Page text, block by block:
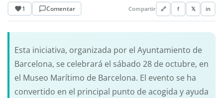
1 Comentar Compartir 🔗 f 𝕏 in
Esta iniciativa, organizada por el Ayuntamiento de
Barcelona, se celebrará el sábado 28 de octubre, en
el Museo Marítimo de Barcelona. El evento se ha
convertido en el principal punto de acogida y ayuda